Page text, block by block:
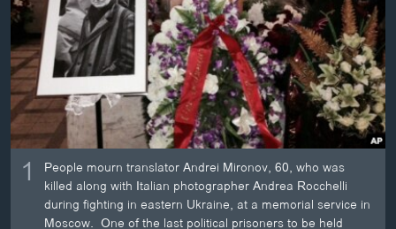
ວິທະຍາສາດ-ເທັກໂນໂລຈີ
ທຸລະກິດ
ພາສາອັງກິດ
ວີດີໂອ
ສຽງ
ລາຍການກະຈາຍສຽງ
ລາຍງານ
ຕິດຕາມພວກເຮົາ ທີ່
1
People mourn translator Andrei Mironov, 60, who was
killed along with Italian photographer Andrea Rocchelli
during fighting in eastern Ukraine, at a memorial service in
Moscow. One of the last political prisoners to be held